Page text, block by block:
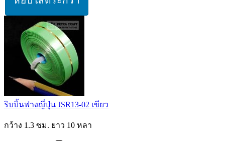
ริบบิ้นฟางญี่ปุ่น JSR13-02 เขียว
กว้าง 1.3 ซม. ยาว 10 หลา